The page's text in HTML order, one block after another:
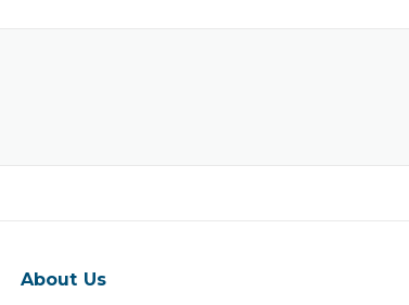
About Us